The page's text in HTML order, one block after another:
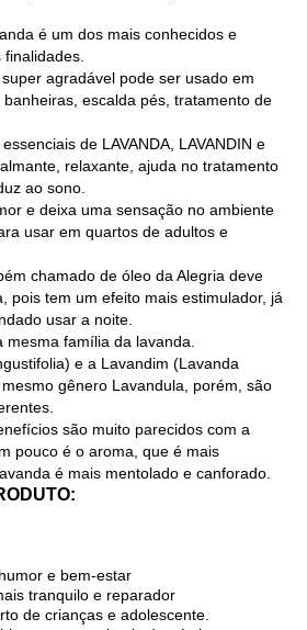
é um dos mais conhecidos e
agradável pode ser usado em
escalda pés, tratamento de
de LAVANDA, LAVANDIN e
relaxante, ajuda no tratamento
ao sono.
e deixa uma sensação no ambiente
usar em quartos de adultos e
chamado de óleo da Alegria deve
pois tem um efeito mais estimulador, já
usar a noite.
família da lavanda.
e a Lavandim (Lavanda
gênero Lavandula, porém, são
são muito parecidos com a
pouco é o aroma, que é mais
é mais mentolado e canforado.
e bem-estar
tranquilo e reparador
de crianças e adolescente.